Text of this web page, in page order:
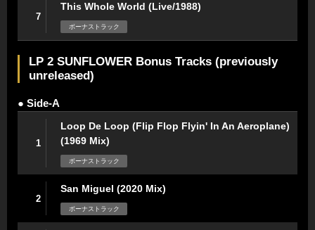
7
This Whole World (Live/1988)
ボーナストラック
LP 2 SUNFLOWER Bonus Tracks (previously
unreleased)
● Side-A
1
Loop De Loop (Flip Flop Flyin' In An Aeroplane)
(1969 Mix)
ボーナストラック
2
San Miguel (2020 Mix)
ボーナストラック